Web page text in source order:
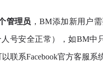
管理员 ，BM添加新用户
号安全正常），如BM中
联系Facebook官方客服系